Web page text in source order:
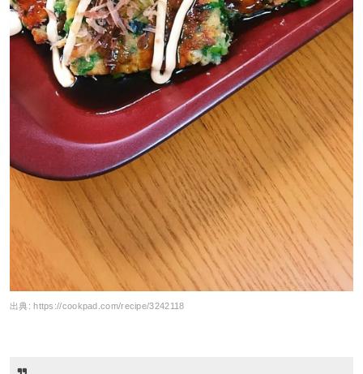
出典: https://cookpad.com/recipe/3242118